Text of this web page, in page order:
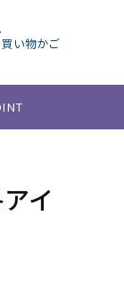
買い物かご
イ